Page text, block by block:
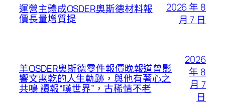
運營主體成OSDER奧斯德材料報
價長量增質提
2026 年 8
月 7 日
羊OSDER奧斯德零件報價晚報道曾影
響文惠乾的人生軌跡，與他有著心之
共鳴 讀報“嘆世界”，古稀情不老
2026
年 8
月 7
日